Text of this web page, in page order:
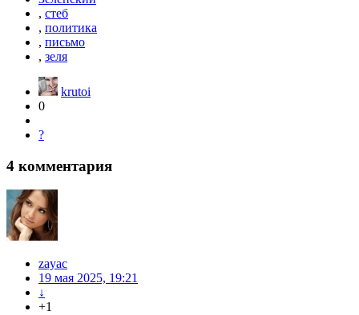
, стеб
, политика
, письмо
, зеля
krutoi
0
?
4 комментария
zayac
19 мая 2025, 19:21
↓
+1